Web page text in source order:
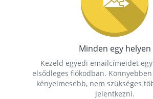
Minden egy helyen
Kezeld egyedi emailcímeidet
elsődleges fiókodban.
kényelmesebb, nem szükséges
jelentkezni.